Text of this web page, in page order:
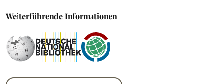
Weiterführende Informationen